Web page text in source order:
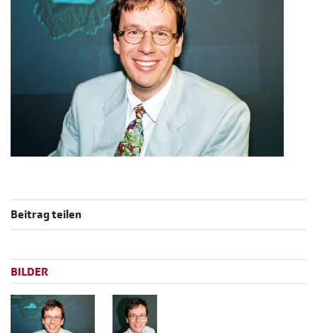
Beitrag teilen
BILDER